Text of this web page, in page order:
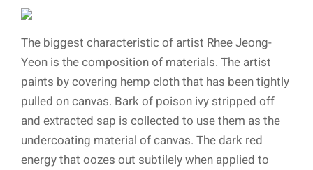
The biggest characteristic of artist Rhee Jeong-
Yeon is the composition of materials. The artist
paints by covering hemp cloth that has been tightly
pulled on canvas. Bark of poison ivy stripped off
and extracted sap is collected to use them as the
undercoating material of canvas. The dark red
energy that oozes out subtilely when applied to